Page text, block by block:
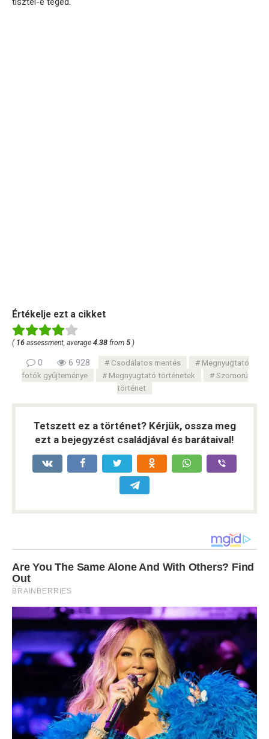
Értékelje ezt a cikket
( 16 assessment, average 4.38 from 5 )
0 6 928 Csodálatos mentés
Megnyugtató
fotók gyűjteménye
Megnyugtató történetek
Szomorú
történet
Tetszett ez a történet? Kérjük, ossza meg
ezt a bejegyzést családjával és barátaival!